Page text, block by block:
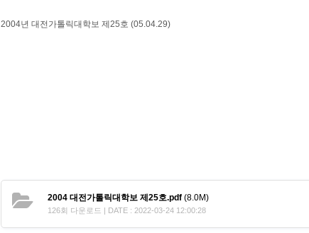
2004년 대전가톨릭대학보 제25호 (05.04.29)
2004 대전가톨릭대학보 제25호.pdf (8.0M)
126회 다운로드 | DATE : 2022-03-24 12:00:28